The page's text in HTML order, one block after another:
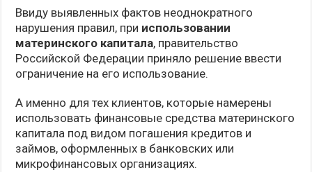
Ввиду выявленных фактов неоднократного
нарушения правил, при использовании
материнского капитала, правительство
Российской Федерации приняло решение ввести
ограничение на его использование.
А именно для тех клиентов, которые намерены
использовать финансовые средства материнского
капитала под видом погашения кредитов и
займов, оформленных в банковских или
микрофинансовых организациях.